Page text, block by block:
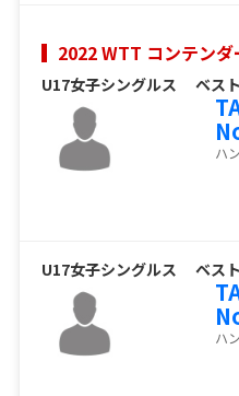
2022 WTT コンテンダ
U17女子シングルス ベス
ハ
U17女子シングルス ベス
ハ